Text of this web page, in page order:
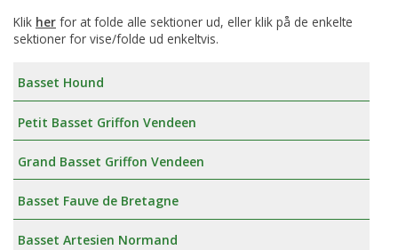
Klik her for at folde alle sektioner ud, eller klik på de enkelte
sektioner for vise/folde ud enkeltvis.
Basset Hound
Petit Basset Griffon Vendeen
Grand Basset Griffon Vendeen
Basset Fauve de Bretagne
Basset Artesien Normand